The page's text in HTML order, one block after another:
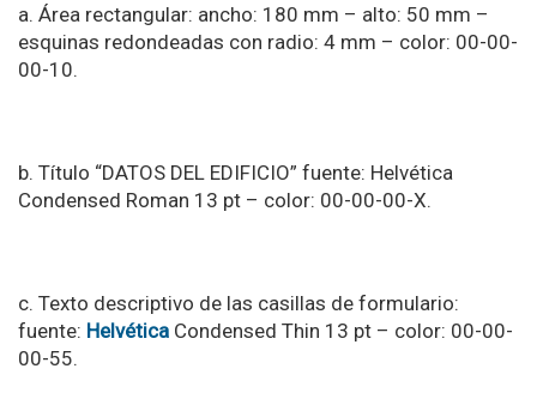
a. Área rectangular: ancho: 180 mm – alto: 50 mm –
esquinas redondeadas con radio: 4 mm – color: 00-00-
00-10.
b. Título “DATOS DEL EDIFICIO” fuente: Helvética
Condensed Roman 13 pt – color: 00-00-00-X.
c. Texto descriptivo de las casillas de formulario:
fuente: Helvética Condensed Thin 13 pt – color: 00-00-
00-55.